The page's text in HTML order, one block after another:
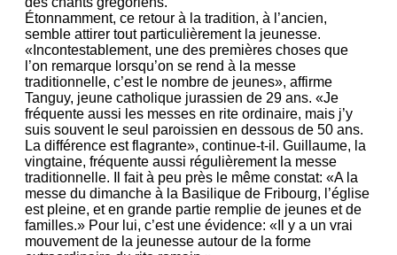
Étonnamment, ce retour à la tradition, à l’ancien,
semble attirer tout particulièrement la jeunesse.
«Incontestablement, une des premières choses que
l’on remarque lorsqu’on se rend à la messe
traditionnelle, c’est le nombre de jeunes», affirme
Tanguy, jeune catholique jurassien de 29 ans. «Je
fréquente aussi les messes en rite ordinaire, mais j’y
suis souvent le seul paroissien en dessous de 50 ans.
La différence est flagrante», continue-t-il. Guillaume, la
vingtaine, fréquente aussi régulièrement la messe
traditionnelle. Il fait à peu près le même constat: «A la
messe du dimanche à la Basilique de Fribourg, l’église
est pleine, et en grande partie remplie de jeunes et de
familles.» Pour lui, c’est une évidence: «Il y a un vrai
mouvement de la jeunesse autour de la forme